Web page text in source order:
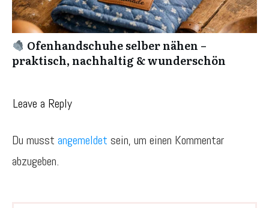
Ofenhandschuhe selber nähen –
praktisch, nachhaltig & wunderschön
Leave a Reply
Du musst angemeldet sein, um einen Kommentar
abzugeben.